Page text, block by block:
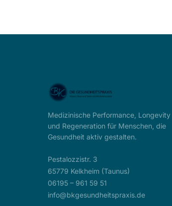
Medizinische Performance, Longevity
und Regeneration für Menschen, die
Gesundheit aktiv gestalten.
Pestalozzistr. 3
65779 Kelkheim (Taunus)
06195 – 961 59 51
info@bkgesundheitspraxis.de
✦ POLLENFLUG KELKHEIM